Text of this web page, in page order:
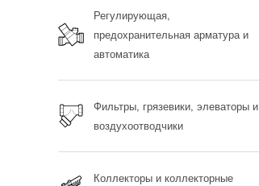
Регулирующая,
предохранительная арматура и
автоматика
Фильтры, грязевики, элеваторы и
воздухоотводчики
Коллекторы и коллекторные